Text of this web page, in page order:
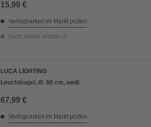
15,99 €
Verfügbarkeit im Markt prüfen
Nicht online erhältlich
LUCA LIGHTING
Leuchtkugel, Ø: 60 cm, weiß
67,99 €
Verfügbarkeit im Markt prüfen